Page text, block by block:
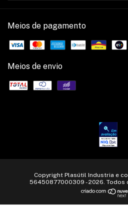
Meios de pagamento
Meios de envio
Copyright Plasútil Industria e
56450877000309 - 2026. Todos